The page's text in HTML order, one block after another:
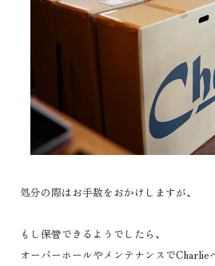
処分の際はお手数をおかけしますが、
もし保管できるようでしたら、
オーバーホールやメンテナンスでCharlie